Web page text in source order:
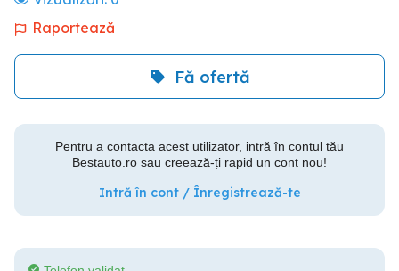
Raportează
Fă ofertă
Pentru a contacta acest utilizator, intră în contul tău
Bestauto.ro sau creează-ți rapid un cont nou!
Intră în cont / Înregistrează-te